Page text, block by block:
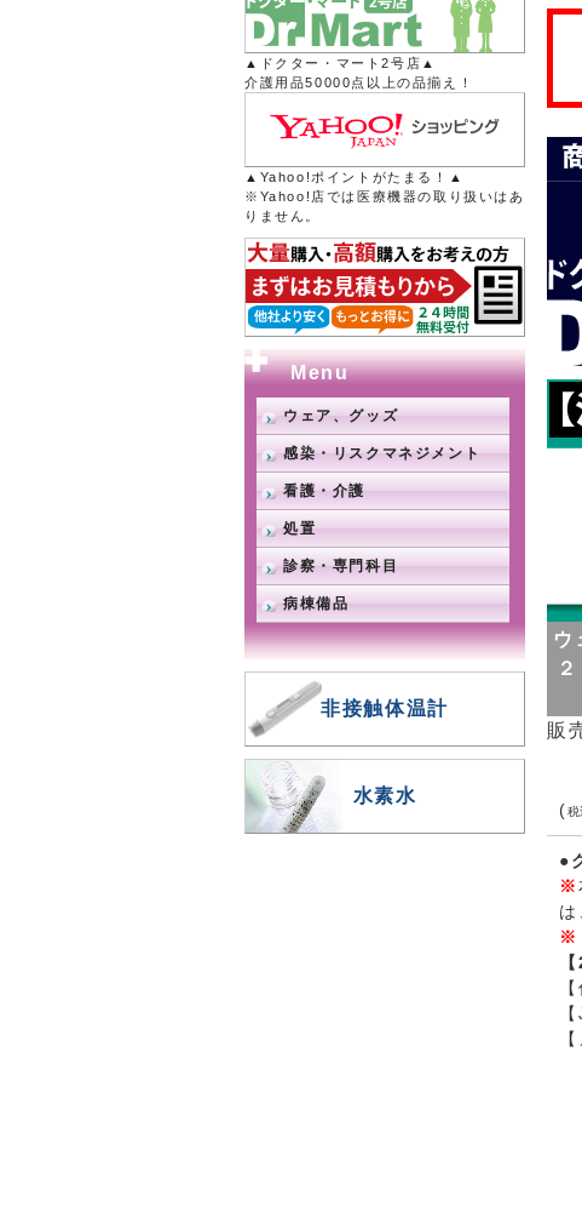
ウ
販
(税
●
※
は
※
▲ドクター・マート2号店▲
介護用品50000点以上の品揃え！
▲Yahoo!ポイントがたまる！▲
※Yahoo!店では医療機器の取り扱いはあ
りません。
Menu
ウェア、グッズ
感染・リスクマネジメント
看護・介護
処置
診察・専門科目
病棟備品
非接触体温計
水素水